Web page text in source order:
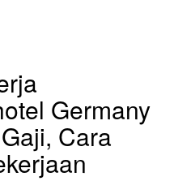
Germany
Cara